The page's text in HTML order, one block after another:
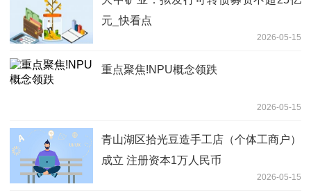
元_快看点
2026-05-15
重点聚焦!NPU概念领跌
2026-05-15
青山湖区拾光豆造手工店（个体工商户）
成立 注册资本1万人民币
2026-05-15